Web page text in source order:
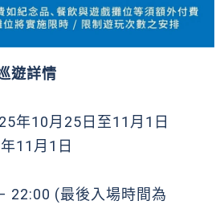
遊詳情
年10月25日至11月1日
11月1日
22:00 (最後入場時間為